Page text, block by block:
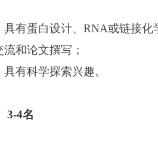
具有蛋白设计、RNA或链接化
和论文撰写；
有科学探索兴趣。
3-4名